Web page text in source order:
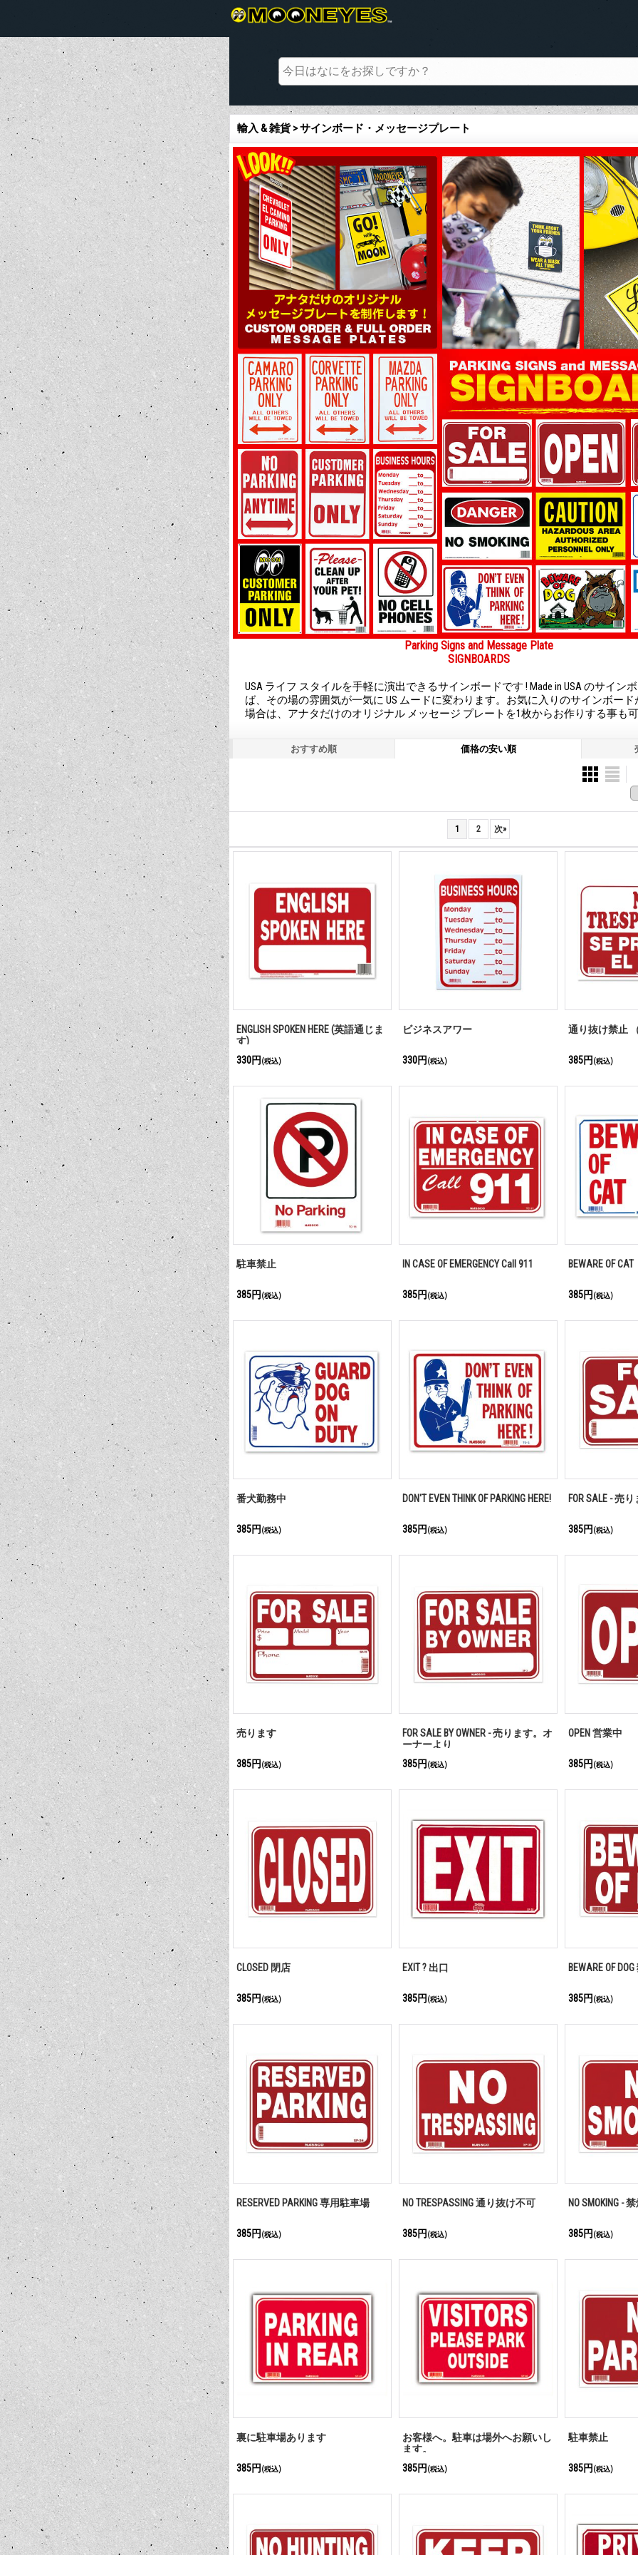
輸入 & 雑貨 > サインボード・メッセージプレート
Parking Signs and Message Plate
SIGNBOARDS
USA ライフ スタイルを手軽に演出できるサインボードです ! Made in USA のサイン
ば、その場の雰囲気が一気に US ムードに変わります。お気に入りのサインボー
場合は、アナタだけのオリジナル メッセージ プレートを1枚からお作りする事も
おすすめ順 価格の安い順
1 2 次»
ENGLISH SPOKEN HERE (英語通じま
す)
330円 (税込)
ビジネスアワー
330円 (税込)
通り抜け禁止
385円 (税込)
駐車禁止
385円 (税込)
IN CASE OF EMERGENCY Call 911
385円 (税込)
BEWARE OF CAT
385円 (税込)
番犬勤務中
385円 (税込)
DON'T EVEN THINK OF PARKING HERE!
385円 (税込)
FOR SALE - 売
385円 (税込)
売ります
385円 (税込)
FOR SALE BY OWNER - 売ります。オ
ーナーより
385円 (税込)
OPEN 営業中
385円 (税込)
CLOSED 閉店
385円 (税込)
EXIT ? 出口
385円 (税込)
BEWARE OF
385円 (税込)
RESERVED PARKING 専用駐車場
385円(税込)
NO TRESPASSING 通り抜け不可
385円(税込)
NO SMOKING -
385円(税込)
裏に駐車場あります
385円 (税込)
お客様へ。駐車は場外へお願いし
ます。
385円 (税込)
駐車禁止
385円 (税込)